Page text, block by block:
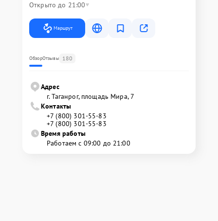
Открыто до 21:00
Маршрут
ОбзорОтзывы 180
Адрес
г. Таганрог, площадь Мира, 7
Контакты
+7 (800) 301-55-83
+7 (800) 301-55-83
Время работы
Работаем с 09:00 до 21:00